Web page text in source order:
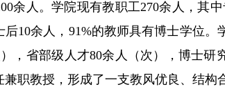
余人。学院现有教职工270余人，其
后10余人， 91%的教师具有博士学位。
，省部级人才80余人（次），博士研
职教授，形成了一支教风优良、结构